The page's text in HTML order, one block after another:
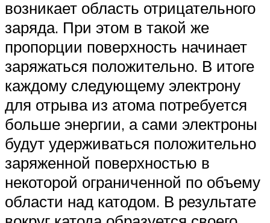
возникает область отрицательного
заряда. При этом в такой же
пропорции поверхность начинает
заряжаться положительно. В итоге
каждому следующему электрону
для отрыва из атома потребуется
больше энергии, а сами электроны
будут удерживаться положительно
заряженной поверхностью в
некоторой ограниченной по объему
области над катодом. В результате